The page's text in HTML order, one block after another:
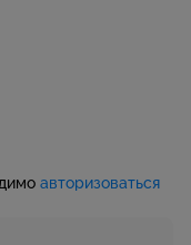
авторизоваться